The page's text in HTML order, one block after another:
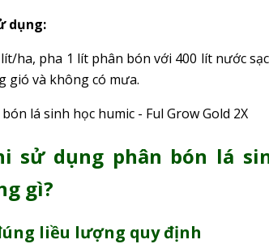
dụng:
ha, pha 1 lít phân bón với 400 lít nước
gió và không có mưa.
sử dụng phân bón lá
gì?
liều lượng quy định